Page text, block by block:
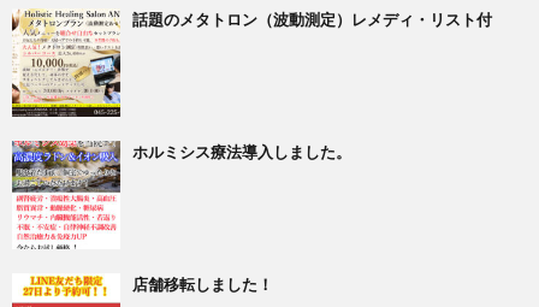
話題のメタトロン（波動測定）レメディ・リスト付
ホルミシス療法導入しました。
店舗移転しました！